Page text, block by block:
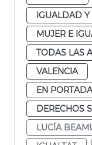
IGUALDAD Y
MUJER E
TODAS LAS
VALENCIA
EN
DERECHOS
LUCÍA